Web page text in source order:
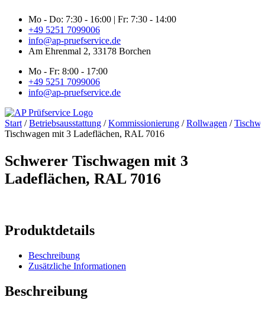
Inhalt
springen
Mo - Do: 7:30 - 16:00 | Fr: 7:30 - 14:00
+49 5251 7099006
info@ap-pruefservice.de
Am Ehrenmal 2, 33178 Borchen
Mo - Fr: 8:00 - 17:00
+49 5251 7099006
info@ap-pruefservice.de
Start /Betriebsausstattung /Kommissionierung /Rollwagen /
Tischwagen mit 3 Ladeflächen, RAL 7016
Schwerer Tischwagen mit 3
Ladeflächen, RAL 7016
Produktdetails
Beschreibung
Zusätzliche Informationen
Beschreibung